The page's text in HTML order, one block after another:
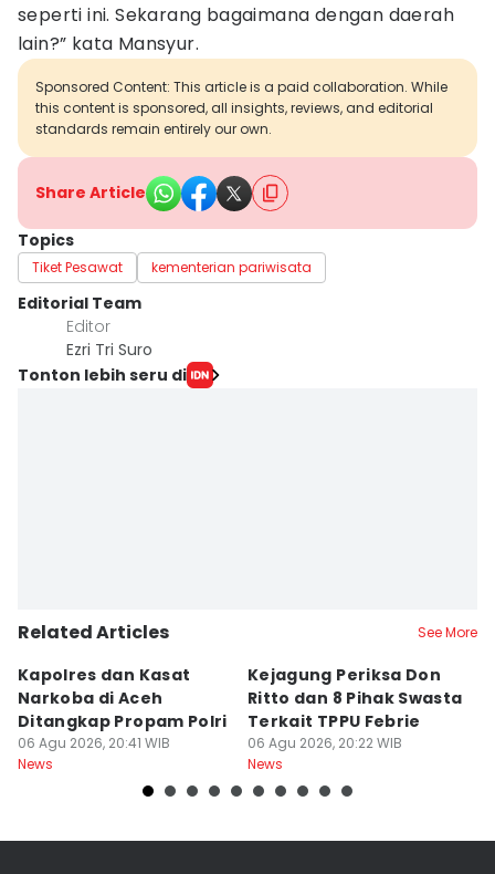
seperti ini. Sekarang bagaimana dengan daerah
lain?” kata Mansyur.
Sponsored Content: This article is a paid collaboration. While
this content is sponsored, all insights, reviews, and editorial
standards remain entirely our own.
Share Article
Topics
Tiket Pesawat kementerian pariwisata
Editorial Team
Editor
Ezri Tri Suro
Tonton lebih seru di
Related Articles See More
Kapolres dan Kasat
Narkoba di Aceh
Ditangkap Propam Polri
06 Agu 2026, 20:41 WIB
News
Kejagung Periksa Don
Ritto dan 8 Pihak Swasta
Terkait TPPU Febrie
06 Agu 2026, 20:22 WIB
News